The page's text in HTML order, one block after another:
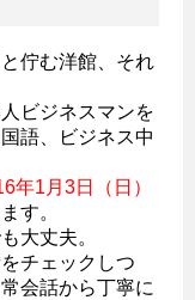
佇む洋館、それ
ビジネスマンを
語、ビジネス中
年1月3日（日）
す。
大丈夫。
チェックしつ
会話から丁寧に